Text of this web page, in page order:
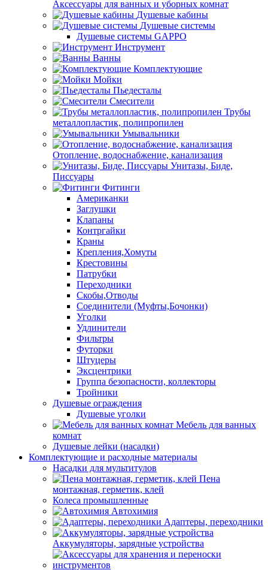
Аксессуары для ванных и уборных комнат
Душевые кабины
Душевые системы
Душевые системы GAPPO
Инструмент
Ванны
Комплектующие
Мойки
Пьедесталы
Смесители
Трубы
металлопластик, полипропилен
Умывальники
Отопление, водоснабжение, канализация
Унитазы, Биде,
Писсуары
Фитинги
Американки
Заглушки
Клапаны
Контргайки
Краны
Крепления,Хомуты
Крестовины
Патрубки
Переходники
Скобы,Отводы
Соединители (Муфты,Бочонки)
Уголки
Удлинители
Фильтры
Футорки
Штуцеры
Эксцентрики
Группа безопасности, коллекторы
Тройники
Душевые ограждения
Душевые уголки
Мебель для ванных
комнат
Душевые лейки (насадки)
Комплектующие и расходные материалы
Насадки для мультитулов
Пена
монтажная, герметик, клей
Колеса промышленные
Автохимия
Адаптеры, переходники
Аккумуляторы, зарядные устройства